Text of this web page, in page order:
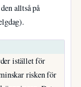
alltså på
istället för
risken för